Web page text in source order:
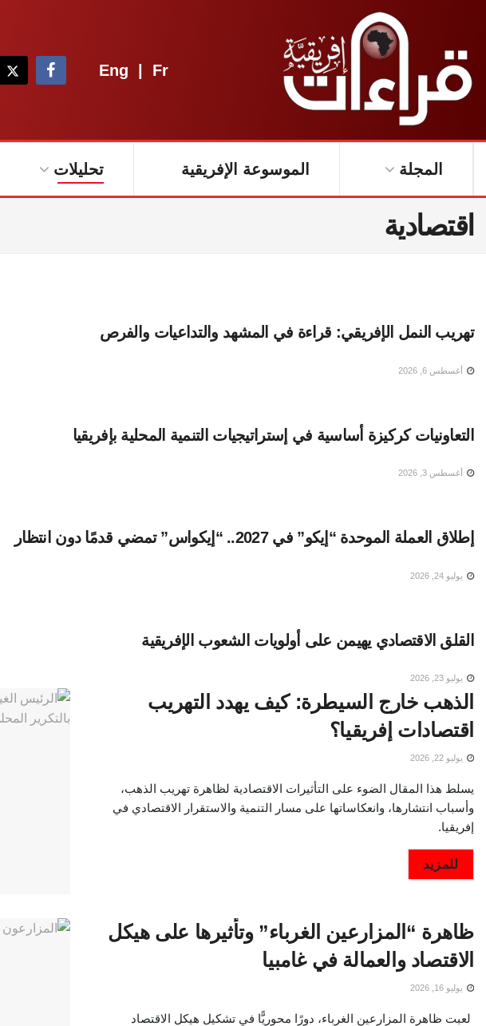
Eng | Fr
المجلة الموسوعة الإفريقية تحليلات
اقتصادية
تهريب النمل الإفريقي: قراءة في المشهد والتداعيات والفرص
أغسطس 6, 2026
التعاونيات كركيزة أساسية في إستراتيجيات التنمية المحلية بإفريقيا
أغسطس 3, 2026
إطلاق العملة الموحدة “إيكو” في 2027.. “إيكواس” تمضي قدمًا دون انتظار
يوليو 24, 2026
القلق الاقتصادي يهيمن على أولويات الشعوب الإفريقية
يوليو 23, 2026
الذهب خارج السيطرة: كيف يهدد التهريب
اقتصادات إفريقيا؟
يوليو 22, 2026
يسلط هذا المقال الضوء على التأثيرات الاقتصادية لظاهرة تهريب الذهب،
وأسباب انتشارها، وانعكاساتها على مسار التنمية والاستقرار الاقتصادي في
إفريقيا.
للمزيد
ظاهرة “المزارعين الغرباء” وتأثيرها على هيكل
الاقتصاد والعمالة في غامبيا
يوليو 16, 2026
لعبت ظاهرة المزارعين الغرباء، دورًا محوريًّا في تشكيل هيكل الاقتصاد